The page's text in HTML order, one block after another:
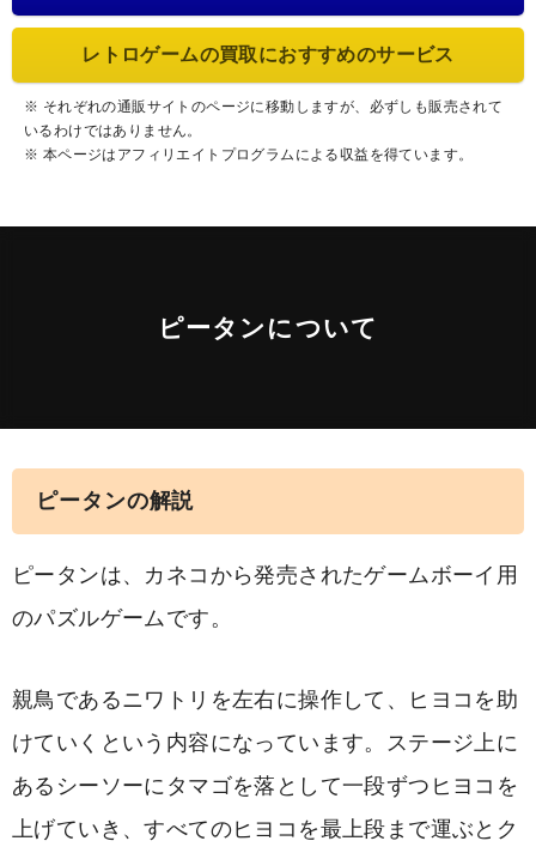
レトロゲームの買取におすすめのサービス
※ それぞれの通販サイトのページに移動しますが、必ずしも販売されて
いるわけではありません。
※ 本ページはアフィリエイトプログラムによる収益を得ています。
ピータンについて
ピータンの解説
ピータンは、カネコから発売されたゲームボーイ用
のパズルゲームです。
親鳥であるニワトリを左右に操作して、ヒヨコを助
けていくという内容になっています。ステージ上に
あるシーソーにタマゴを落として一段ずつヒヨコを
上げていき、すべてのヒヨコを最上段まで運ぶとク